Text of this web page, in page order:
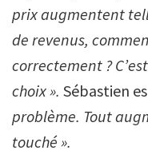
prix augmentent
de revenus,
correctement ?
choix ». Sébastien
problème. Tout
touché ».